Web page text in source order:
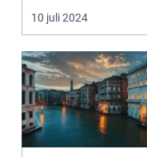
10 juli 2024